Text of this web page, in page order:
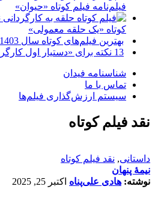
فیلم‌نامه فیلم کوتاه «حیوان»
کوتاه «یک حلقه معمولی»
بهترین فیلم‌های کوتاه سال 1403 به انتخاب فیدان
13 نکته برای «دستیار اول کارگردان» بهتری بودن
شناسنامه فیدان
تماس با ما
سیستم ارزش‌گذاری فیلم‌ها
نقد فیلم کوتاه
داستانی, نقد فیلم کوتاه
نیمۀ پنهان
نوشته: هادی علی‌پناه اکتبر 25, 2025